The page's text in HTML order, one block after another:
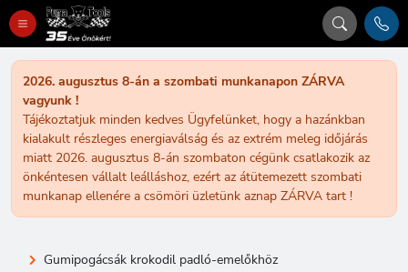
2026. augusztus 8-án a szombati munkanapon ZÁRVA
vagyunk !
Tájékoztatjuk minden kedves Ügyfelünket, hogy a hazánkban
kialakult részleges energiaválság és az extrém meleg időjárás
miatt 2026. augusztus 8-án szombaton cégünk csatlakozik az
önkéntesen vállalt leálláshoz, ezért az átütemezett szombati
munkanap ellenére a csömöri üzletünk aznap ZÁRVA tart !
Gumipogácsák krokodil padló-emelőkhöz